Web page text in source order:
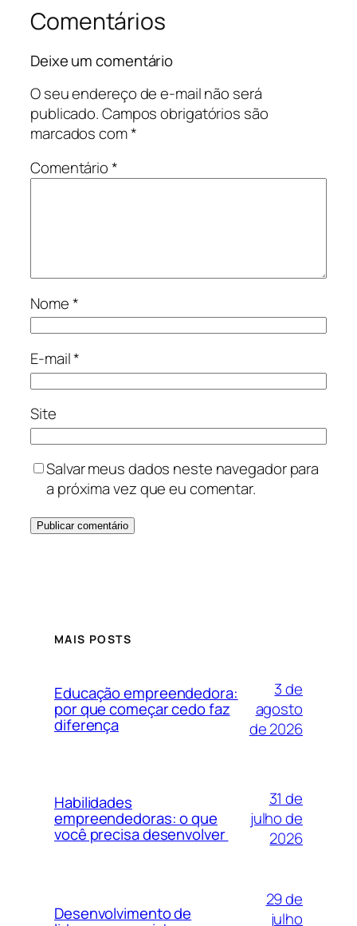
Comentários
Deixe um comentário
O seu endereço de e-mail não será
publicado.Campos obrigatórios são
marcados com*
Comentário*
Nome*
E-mail*
Site
Salvar meus dados neste navegador para
a próxima vez que eu comentar.
MAIS POSTS
Educação empreendedora:
por que começar cedo faz
diferença
3 de
agosto
de 2026
Habilidades
empreendedoras: o que
você precisa desenvolver
31 de
julho de
2026
Desenvolvimento de
29 de
julho